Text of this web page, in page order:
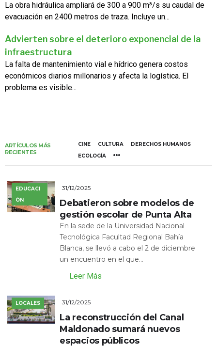
La obra hidráulica ampliará de 300 a 900 m³/s su caudal de
evacuación en 2400 metros de traza. Incluye un...
Advierten sobre el deterioro exponencial de la
infraestructura
La falta de mantenimiento vial e hídrico genera costos
económicos diarios millonarios y afecta la logística. El
problema es visible...
ARTÍCULOS MÁS
RECIENTES
CINE CULTURA
DERECHOS HUMANOS
ECOLOGÍA
EDUCACI
ÓN
31/12/2025
Debatieron sobre modelos de
gestión escolar de Punta Alta
En la sede de la Universidad Nacional
Tecnológica Facultad Regional Bahía
Blanca, se llevó a cabo el 2 de diciembre
un encuentro en el que...
Leer Más
LOCALES 31/12/2025
La reconstrucción del Canal
Maldonado sumará nuevos
espacios públicos